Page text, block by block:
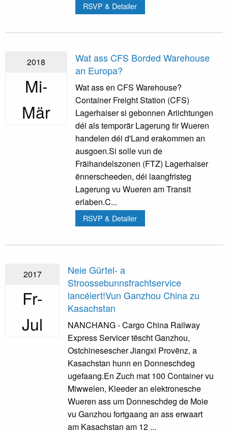
RSVP & Detailer
2018
Mi-
Mär
Wat ass CFS Borded Warehouse
an Europa?
Wat ass en CFS Warehouse?
Container Freight Station (CFS)
Lagerhaiser si gebonnen Ariichtungen
déi als temporär Lagerung fir Wueren
handelen déi d'Land erakommen an
ausgoen.Si solle vun de
Fräihandelszonen (FTZ) Lagerhaiser
ënnerscheeden, déi laangfristeg
Lagerung vu Wueren am Transit
erlaben.C...
RSVP & Detailer
2017
Fr-
Jul
Neie Gürtel- a
Stroossebunnsfrachtservice
lancéiert!Vun Ganzhou China zu
Kasachstan
NANCHANG - Cargo China Railway
Express Servicer tëscht Ganzhou,
Ostchinesescher Jiangxi Provënz, a
Kasachstan hunn en Donneschdeg
ugefaang.En Zuch mat 100 Container vu
Miwwelen, Kleeder an elektronesche
Wueren ass um Donneschdeg de Moie
vu Ganzhou fortgaang an ass erwaart
am Kasachstan am 12 ...